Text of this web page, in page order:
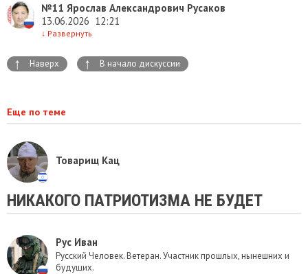
№11 Ярослав Александрович Русаков
13.06.2026 12:21
↓ Развернуть
↑ Наверх ↑ В начало дискуссии
Еще по теме
Товарищ Кац
НИКАКОГО ПАТРИОТИЗМА НЕ БУДЕТ
Рус Иван
Русский Человек. Ветеран. Участник прошлых, нынешних и
будущих.